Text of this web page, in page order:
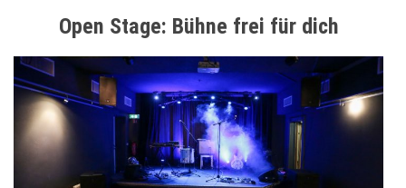
Open Stage: Bühne frei für dich